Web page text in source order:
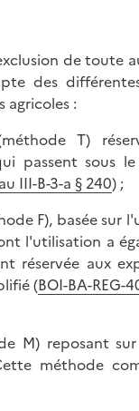
de toute
des
agricoles :
T)
passent sous
III-B-3-a § 240) ;
F), basée sur
l'utilisation a
réservée aux
(BOI-BA-REG-
M) reposant
méthode